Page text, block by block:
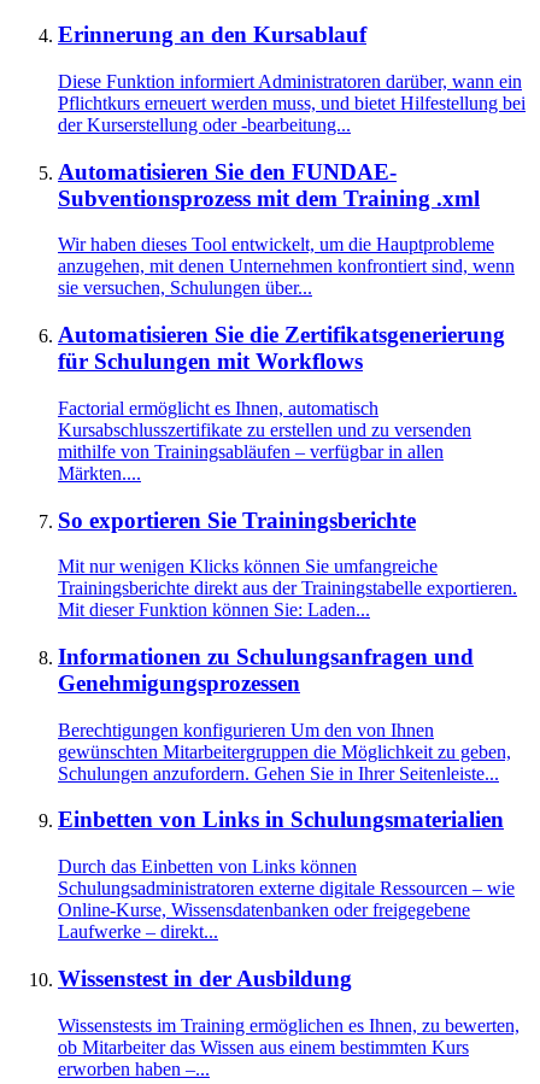
Erinnerung an den Kursablauf
Diese Funktion informiert Administratoren darüber, wann ein
Pflichtkurs erneuert werden muss, und bietet Hilfestellung bei
der Kurserstellung oder -bearbeitung...
Automatisieren Sie den FUNDAE-
Subventionsprozess mit dem Training .xml
Wir haben dieses Tool entwickelt, um die Hauptprobleme
anzugehen, mit denen Unternehmen konfrontiert sind, wenn
sie versuchen, Schulungen über...
Automatisieren Sie die Zertifikatsgenerierung
für Schulungen mit Workflows
Factorial ermöglicht es Ihnen, automatisch
Kursabschlusszertifikate zu erstellen und zu versenden
mithilfe von Trainingsabläufen – verfügbar in allen
Märkten....
So exportieren Sie Trainingsberichte
Mit nur wenigen Klicks können Sie umfangreiche
Trainingsberichte direkt aus der Trainingstabelle exportieren.
Mit dieser Funktion können Sie: Laden...
Informationen zu Schulungsanfragen und
Genehmigungsprozessen
Berechtigungen konfigurieren Um den von Ihnen
gewünschten Mitarbeitergruppen die Möglichkeit zu geben,
Schulungen anzufordern. Gehen Sie in Ihrer Seitenleiste...
Einbetten von Links in Schulungsmaterialien
Durch das Einbetten von Links können
Schulungsadministratoren externe digitale Ressourcen – wie
Online-Kurse, Wissensdatenbanken oder freigegebene
Laufwerke – direkt...
Wissenstest in der Ausbildung
Wissenstests im Training ermöglichen es Ihnen, zu bewerten,
ob Mitarbeiter das Wissen aus einem bestimmten Kurs
erworben haben –...